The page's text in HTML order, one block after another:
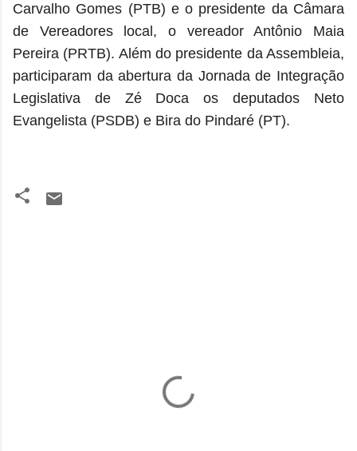
Carvalho Gomes (PTB) e o presidente da Câmara
de Vereadores local, o vereador Antônio Maia
Pereira (PRTB). Além do presidente da Assembleia,
participaram da abertura da Jornada de Integração
Legislativa de Zé Doca os deputados Neto
Evangelista (PSDB) e Bira do Pindaré (PT).